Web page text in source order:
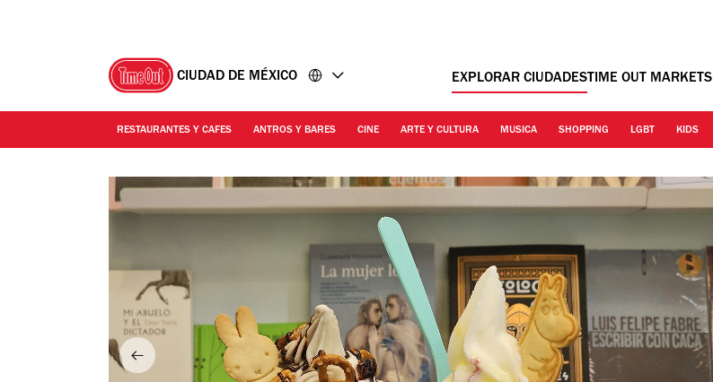
CIUDAD DE MÉXICO EXPLORAR CIUDADESTIME OUT MARKETS
RESTAURANTES Y CAFES ANTROS Y BARES CINE ARTE Y CULTURA MUSICA SHOPPING LGBT KIDS